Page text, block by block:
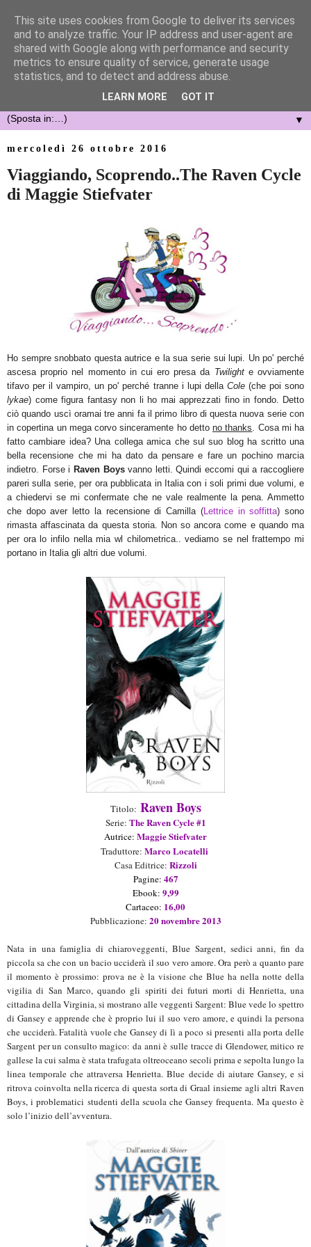
▼
mercoledì 26 ottobre 2016
Viaggiando, Scoprendo..The Raven Cycle
di Maggie Stiefvater
Ho sempresnobbato questa autrice e la sua serie sui lupi. Un po' perché
ascesa proprio nel momento in cui ero presa da Twilighteovviamente
tifavo per il vampiro, un po' perché tranne i lupi della Cole (che poi sono
lykae) come figura fantasynon li ho mai apprezzati fino in fondo. Detto
ciò quando uscì oramai tre anni fa il primo libro di questa nuova serie con
in copertina un mega corvo sinceramente ho detto no thanks . Cosa mi ha
fatto cambiare idea? Una collega amica che sul suo blog ha scritto una
bella recensione che mi ha dato da pensare e fare un pochino marcia
indietro. Forse i Raven Boysvanno letti. Quindi eccomi qui araccogliere
pareri sulla serie, per ora pubblicata in Italia con i soli primi due volumi, e
a chiedervi se mi confermate che ne vale realmente la pena. Ammetto
che dopoaver letto la recensione diCamilla (L ettrice in soffitta) sono
rimasta affascinatada questa storia. Non so ancora come e quando ma
per ora lo infilo nella mia wl chilometrica.. vediamo se nel frattempo mi
portano in Italia gli altri due volumi.
Titolo: Raven Boys
Serie: TheRaven Cycle #1
Autrice: Maggie Stiefvater
Traduttore: Marco Locatelli
Casa Editrice: Rizzoli
Pagine: 467
Ebook: 9,99
Cartaceo: 16,00
Pubblicazione: 20novembre2013
Nata in una famiglia di chiaroveggenti, Blue Sargent, sedici anni, fin da
piccola sa che con un bacio ucciderà il suo vero amore. Ora però a quanto pare
il momento è prossimo: prova ne è la visione che Blue ha nella notte della
vigilia di San Marco, quando gli spiriti dei futuri morti di Henrietta, una
cittadina della Virginia, si mostrano alle veggenti Sargent: Blue vede lo spettro
di Gansey e apprende che è proprio lui il suo vero amore, e quindi la persona
che ucciderà. Fatalità vuole che Gansey di lì a poco si presenti alla porta delle
Sargent per un consulto magico: da anni è sulle tracce di Glendower, mitico re
gallese la cui salma è stata trafugata oltreoceano secoli prima e sepolta lungo la
linea temporale che attraversa Henrietta. Blue decide di aiutare Gansey, e si
ritrova coinvolta nella ricerca di questa sorta di Graal insieme agli altri Raven
Boys, i problematici studenti della scuola che Gansey frequenta. Ma questo è
solo l’inizio dell’avventura.
This site uses cookies from Google to deliver its services
and to analyze traffic. Your IP address and user-agent are
shared with Google along with performance and security
metrics to ensure quality of service, generate usage
statistics, and to detect and address abuse.
LEARN MORE GOT IT